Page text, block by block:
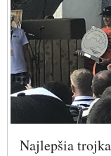
Najlepšia